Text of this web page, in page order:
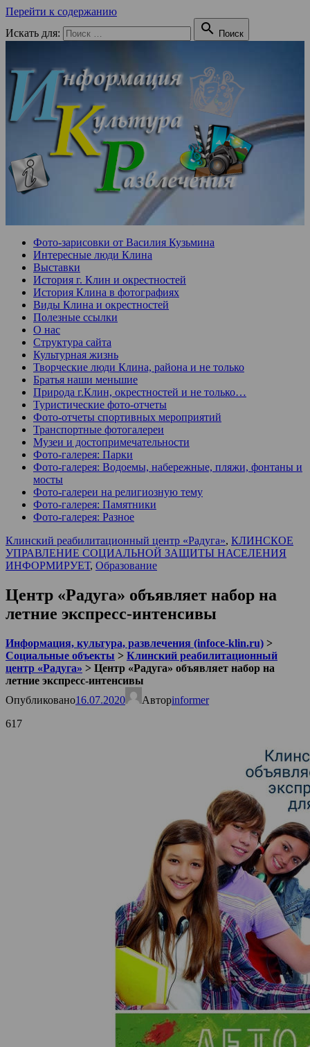
Перейти к содержанию
Искать для:
 Поиск
Фото-зарисовки от Василия Кузьмина
Интересные люди Клина
Выставки
История г. Клин и окрестностей
История Клина в фотографиях
Виды Клина и окрестностей
Полезные ссылки
О нас
Структура сайта
Культурная жизнь
Творческие люди Клина, района и не только
Братья наши меньшие
Природа г.Клин, окрестностей и не только…
Туристические фото-отчеты
Фото-отчеты спортивных мероприятий
Транспортные фотогалереи
Музеи и достопримечательности
Фото-галерея: Парки
Фото-галерея: Водоемы, набережные, пляжи, фонтаны и
мосты
Фото-галереи на религиозную тему
Фото-галерея: Памятники
Фото-галерея: Разное
Клинский реабилитационный центр «Радуга», КЛИНСКОЕ
УПРАВЛЕНИЕ СОЦИАЛЬНОЙ ЗАЩИТЫ НАСЕЛЕНИЯ
ИНФОРМИРУЕТ, Образование
Центр «Радуга» объявляет набор на
летние экспресс-интенсивы
Информация, культура, развлечения (infoce-klin.ru) >
Социальные объекты > Клинский реабилитационный
центр «Радуга» > Центр «Радуга» объявляет набор на
летние экспресс-интенсивы
Опубликовано16.07.2020 Авторinformer
617